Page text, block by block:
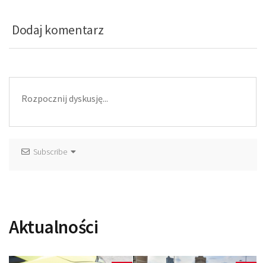
Dodaj komentarz
Subscribe
Aktualności